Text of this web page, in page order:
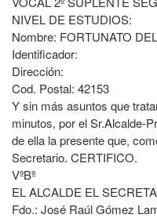
NIVEL DE ESTUDIOS:
Nombre: FORTUNATO
Identificador:
Dirección:
Cod. Postal: 42153
Y sin más asuntos que
minutos, por el Sr.Alcalde-
de ella la presente que,
Secretario. CERTIFICO.
VºBº
EL ALCALDE EL
Fdo.: José Raúl Gómez